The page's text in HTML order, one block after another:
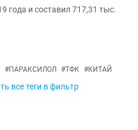
года и составил 717,31 тыс.
#ПАРАКСИЛОЛ #ТФК #КИТАЙ
все теги в фильтр